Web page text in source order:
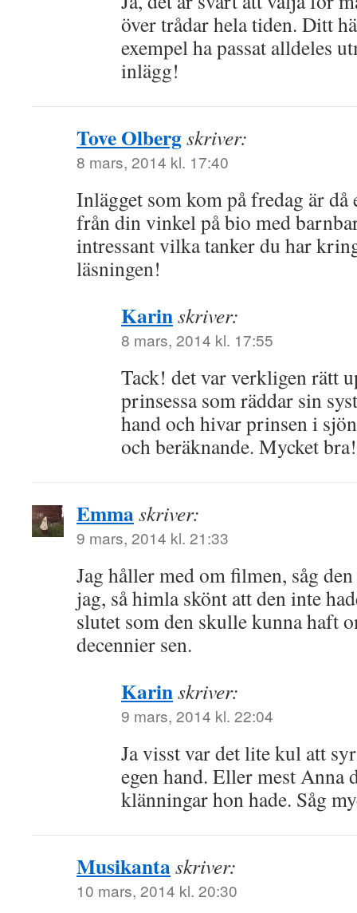
över trådar hela tiden. Ditt
exempel ha passat alldeles
inlägg!
Tove Olbergskriver:
8 mars, 2014 kl. 17:40
Inlägget som kom på fredag är
från din vinkel på bio med
intressant vilka tanker du har
läsningen!
Karinskriver:
8 mars, 2014 kl. 17:55
Tack! det var verkligen rätt
prinsessa som räddar sin
hand och hivar prinsen i
och beräknande. Mycket bra!
Emmaskriver:
9 mars, 2014 kl. 21:33
Jag håller med om filmen, såg
jag, så himla skönt att den inte
slutet som den skulle kunna haft
decennier sen.
Karinskriver:
9 mars, 2014 kl. 22:04
Ja visst var det lite kul att
egen hand. Eller mest Anna
klänningar hon hade. Såg
Musikantaskriver:
10 mars, 2014 kl. 20:30